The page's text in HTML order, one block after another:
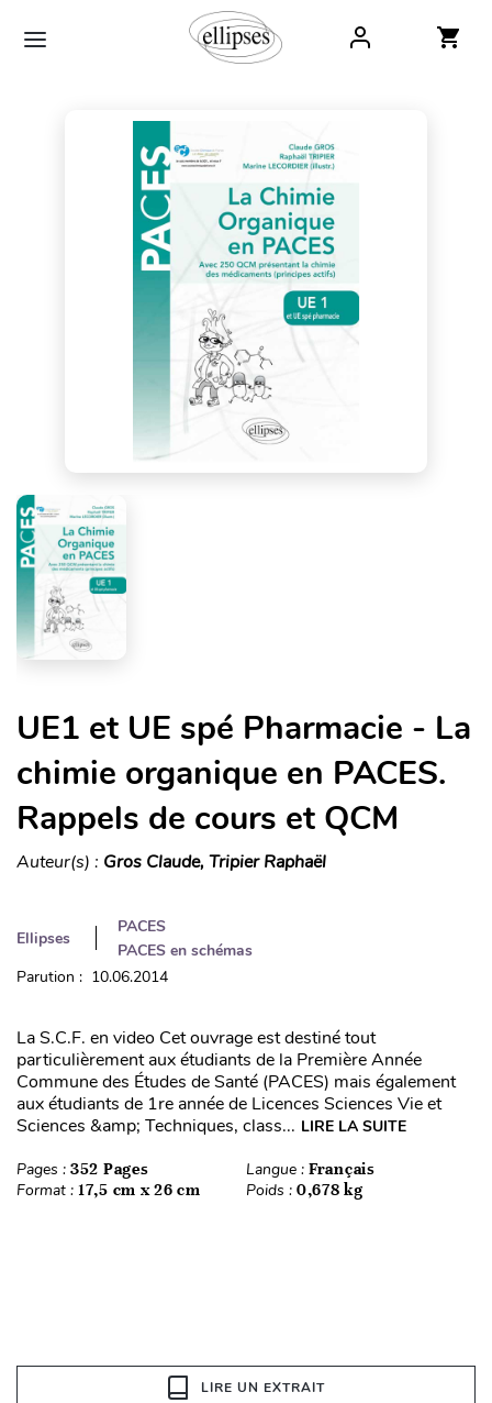
UE1 et UE spé Pharmacie - La
chimie organique en PACES.
Rappels de cours et QCM
Auteur(s) : Gros Claude, Tripier Raphaël
Ellipses
PACES
PACES en schémas
Parution : 10.06.2014
La S.C.F. en video Cet ouvrage est destiné tout
particulièrement aux étudiants de la Première Année
Commune des Études de Santé (PACES) mais également
aux étudiants de 1re année de Licences Sciences Vie et
Sciences &amp; Techniques, class... LIRE LA SUITE
Pages : 352 Pages Langue : Français
Format : 17,5 cm x 26 cm Poids : 0,678 kg
LIRE UN EXTRAIT